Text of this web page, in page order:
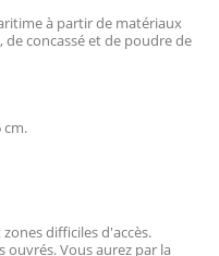
à partir de matériaux
concassé et de poudre de
cm.
difficiles d'accès.
ouvrés. Vous aurez par la